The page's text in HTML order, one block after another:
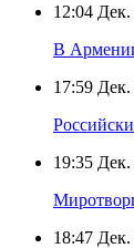
12:04 Дек.
В
17:59 Дек.
19:35 Дек.
18:47 Дек.